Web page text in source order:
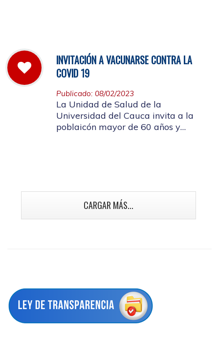
INVITACIÓN A VACUNARSE CONTRA LA
COVID 19
Publicado: 08/02/2023
La Unidad de Salud de la
Universidad del Cauca invita a la
poblaicón mayor de 60 años y
CARGAR MÁS...